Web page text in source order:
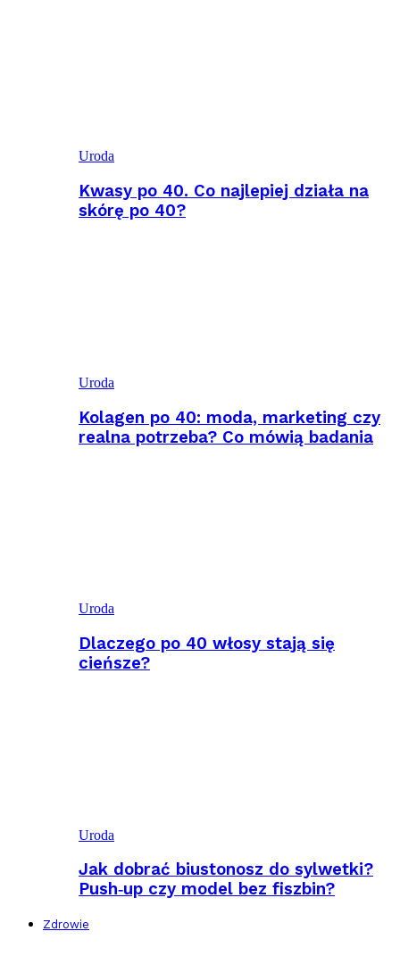
Uroda
Kwasy po 40. Co najlepiej działa na
skórę po 40?
Uroda
Kolagen po 40: moda, marketing czy
realna potrzeba? Co mówią badania
Uroda
Dlaczego po 40 włosy stają się
cieńsze?
Uroda
Jak dobrać biustonosz do sylwetki?
Push‑up czy model bez fiszbin?
Zdrowie